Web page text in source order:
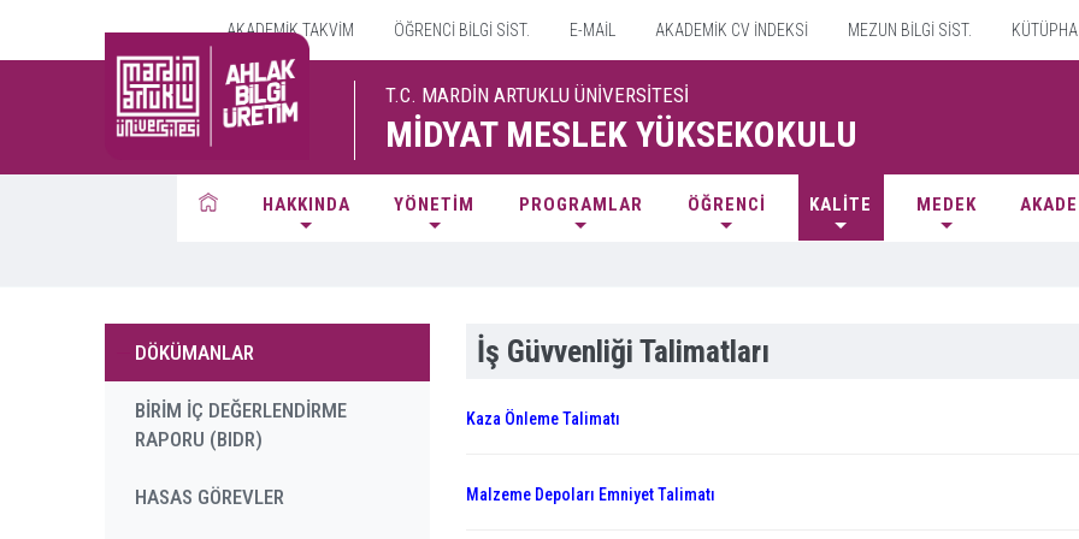
AKADEMİK TAKVİM ÖĞRENCİ BİLGİ SİST. E-MAİL AKADEMİK CV İNDEKSİ MEZUN BİLGİ SİST.
T.C. MARDİN ARTUKLU ÜNİVERSİTESİ
MİDYAT MESLEK YÜKSEKOKULU
HAKKINDA YÖNETİM PROGRAMLAR ÖĞRENCİ KALİTE MEDEK
DÖKÜMANLAR
BİRİM İÇ DEĞERLENDİRME
RAPORU (BIDR)
HASAS GÖREVLER
İş Güvvenliği Talimatları
Kaza Önleme Talimatı
Malzeme Depoları Emniyet Talimatı